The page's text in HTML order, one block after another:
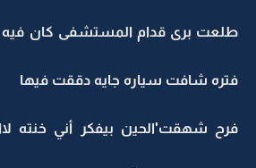
طلعت برى قدام المستشفى كان فيه
فتره شافت سياره جايه دققت فيها
فرح شهقت'الحين بيفكر أني خنته